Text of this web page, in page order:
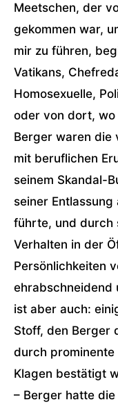
Meetschen, der
gekommen war,
mir zu führen,
Vatikans,
Homosexuelle,
oder von dort,
Berger waren die
mit beruflichen
seinem Skandal-
seiner
führte, und durch
Verhalten in der
Persönlichkeiten
ehrabschneidend
ist aber auch:
Stoff, den Berger
durch
Klagen bestätigt
– Berger hatte